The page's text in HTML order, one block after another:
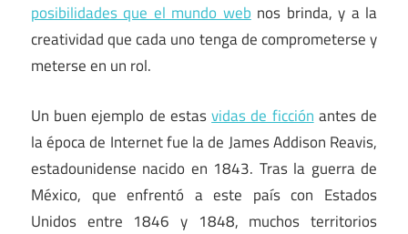
posibilidades que el mundo webnos brinda, y a la
creatividad que cada uno tenga de comprometerse y
meterse en un rol.
Un buen ejemplo de estasvidas de ficción antes de
la época de Internet fue la de James Addison Reavis,
estadounidense nacido en 1843. Tras la guerra de
México, que enfrentó a este país con Estados
Unidos entre 1846 y 1848, muchos territorios